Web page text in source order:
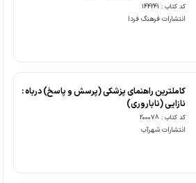
کد کتاب : 144241
انتشارات فرهنگ فردا
کاملترین راهنمای پزشکی (پرسش و پاسخ) درباه :
نازایی (ناباروری)
کد کتاب : 200078
انتشارات شهرآب